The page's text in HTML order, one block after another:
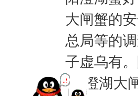
大闸蟹的
总局等的
子虚乌有
假冒阳澄湖大